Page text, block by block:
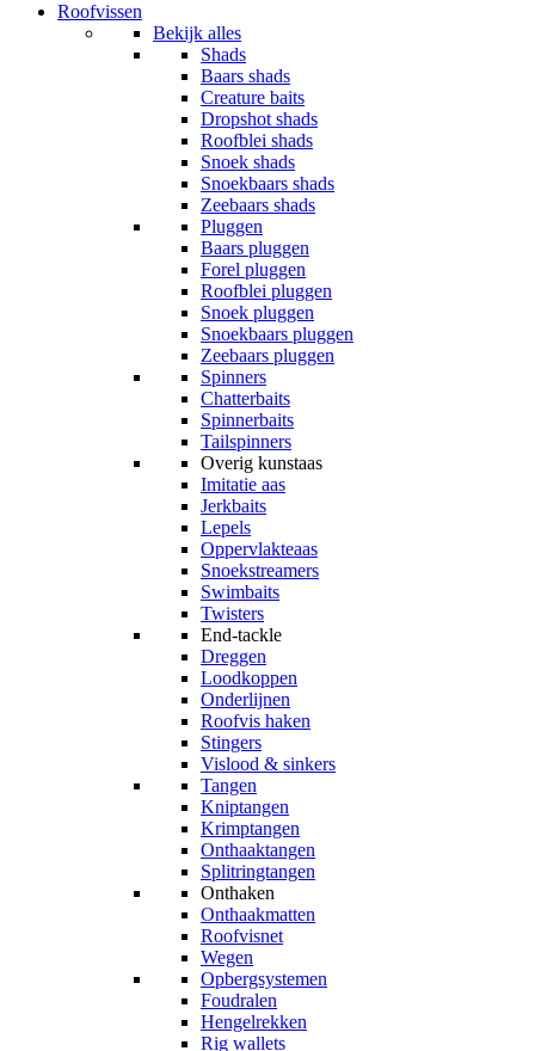
Roofvissen
Bekijk alles
Shads
Baars shads
Creature baits
Dropshot shads
Roofblei shads
Snoek shads
Snoekbaars shads
Zeebaars shads
Pluggen
Baars pluggen
Forel pluggen
Roofblei pluggen
Snoek pluggen
Snoekbaars pluggen
Zeebaars pluggen
Spinners
Chatterbaits
Spinnerbaits
Tailspinners
Overig kunstaas
Imitatie aas
Jerkbaits
Lepels
Oppervlakteaas
Snoekstreamers
Swimbaits
Twisters
End-tackle
Dreggen
Loodkoppen
Onderlijnen
Roofvis haken
Stingers
Vislood & sinkers
Tangen
Kniptangen
Krimptangen
Onthaaktangen
Splitringtangen
Onthaken
Onthaakmatten
Roofvisnet
Wegen
Opbergsystemen
Foudralen
Hengelrekken
Rig wallets